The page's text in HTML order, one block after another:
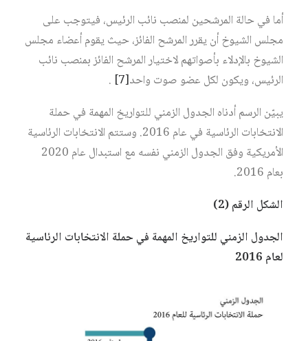
أما في حالة المرشحين لمنصب نائب الرئيس، فيتوجب على
مجلس الشيوخ أن يقرر المرشح الفائز، حيث يقوم أعضاء مجلس
الشيوخ بالإدلاء بأصواتهم لاختيار المرشح الفائز بمنصب نائب
الرئيس، ويكون لكل عضو صوت واحد[7]
.
يبيّن الرسم أدناه الجدول الزمني للتواريخ المهمة في حملة
الانتخابات الرئاسية في عام 2016. وستتم الانتخابات الرئاسية
الأمريكية وفق الجدول الزمني نفسه مع استبدال عام 2020
بعام 2016.
الشكل الرقم (2)
الجدول الزمني للتواريخ المهمة في حملة الانتخابات الرئاسية
لعام 2016